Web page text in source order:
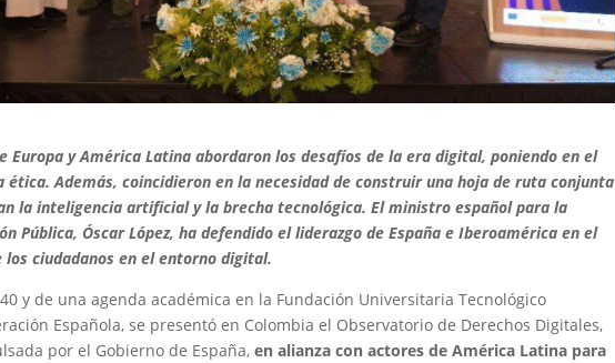
Europa y América Latina abordaron los desafíos de la era digital, poniendo en el
Además, coincidieron en la necesidad de construir una hoja de ruta conjunta
la inteligencia artificial y la brecha tecnológica. El ministro español para la
Pública, Óscar López, ha defendido el liderazgo de España e Iberoamérica en el
ciudadanos en el entorno digital.
y de una agenda académica en la Fundación Universitaria Tecnológico
Española, se presentó en Colombia el Observatorio de Derechos Digitales,
por el Gobierno de España,en alianza con actores de América Latina para